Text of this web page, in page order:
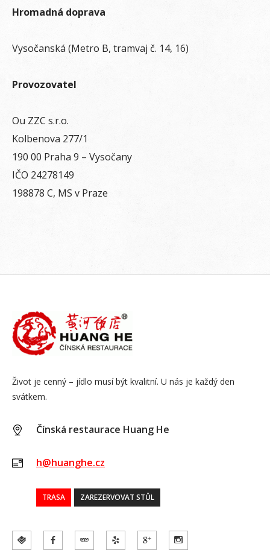
Hromadná doprava
Vysočanská (Metro B, tramvaj č. 14, 16)
Provozovatel
Ou ZZC s.r.o.
Kolbenova 277/1
190 00 Praha 9 – Vysočany
IČO 24278149
198878 C, MS v Praze
Život je cenný – jídlo musí být kvalitní. U nás je každý den
svátkem.
Čínská restaurace Huang He
h@huanghe.cz
TRASA ZAREZERVOVAT STŮL